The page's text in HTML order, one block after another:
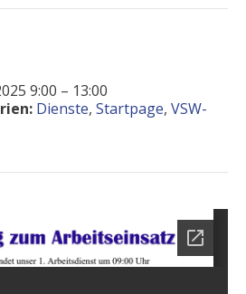
9:00 – 13:00
Dienste, Startpage, VSW-